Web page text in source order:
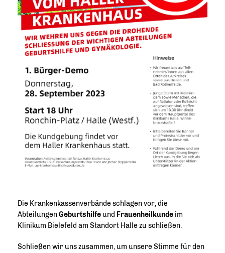
Die Krankenkassenverbände schlagen vor, die
AbteilungenGeburtshilfe und Frauenheilkunde im
Klinikum Bielefeld am Standort Halle zu schließen.
Schließen wir uns zusammen, um unsere Stimme für den